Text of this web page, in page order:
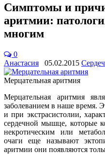
Симптомы и
аритмии:
многим
0
Анастасия
05.02.2015
Мерцательная аритмия
Мерцательная аритмия
заболеванием в наше время.
и при экстрасистолии,
сердечной мышце, которые
некротическим или
очаги еще называют
аритмии они появляются